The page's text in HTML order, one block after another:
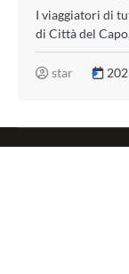
I viaggiatori di
di Città del
star